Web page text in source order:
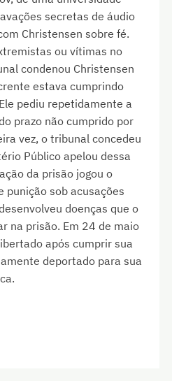
secretas de áudio
Christensen sobre fé.
ou vítimas no
condenou Christensen
estava cumprindo
pediu repetidamente a
prazo não cumprido por
vez, o tribunal concedeu
Público apelou dessa
da prisão jogou o
punição sob acusações
doenças que o
na prisão. Em 24 de maio
após cumprir sua
deportado para sua